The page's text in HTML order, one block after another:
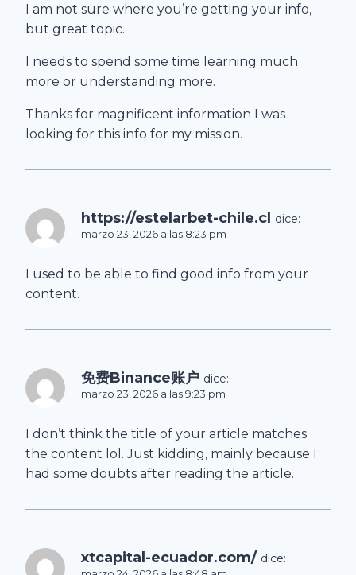
I am not sure where you’re getting your info,
but great topic.
I needs to spend some time learning much
more or understanding more.
Thanks for magnificent information I was
looking for this info for my mission.
https://estelarbet-chile.cl dice:
marzo 23, 2026 a las 8:23 pm
I used to be able to find good info from your
content.
免费Binance账户 dice:
marzo 23, 2026 a las 9:23 pm
I don’t think the title of your article matches
the content lol. Just kidding, mainly because I
had some doubts after reading the article.
xtcapital-ecuador.com/ dice: